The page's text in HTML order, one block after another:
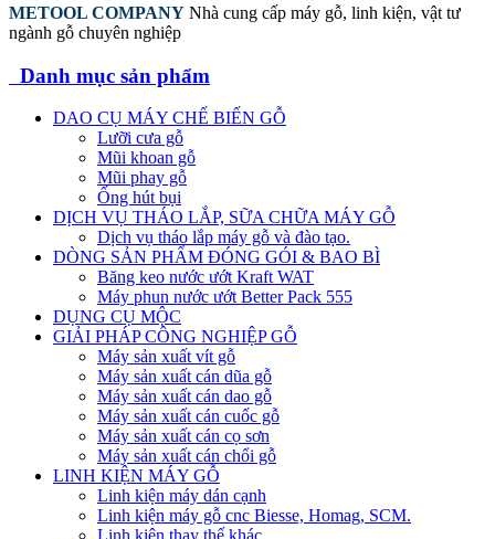
METOOL COMPANY Nhà cung cấp máy gỗ, linh kiện, vật tư
ngành gỗ chuyên nghiệp
Danh mục sản phẩm
DAO CỤ MÁY CHẾ BIẾN GỖ
Lưỡi cưa gỗ
Mũi khoan gỗ
Mũi phay gỗ
Ống hút bụi
DỊCH VỤ THÁO LẮP, SỮA CHỮA MÁY GỖ
Dịch vụ tháo lắp máy gỗ và đào tạo.
DÒNG SẢN PHẨM ĐÓNG GÓI & BAO BÌ
Băng keo nước ướt Kraft WAT
Máy phun nước ướt Better Pack 555
DỤNG CỤ MỘC
GIẢI PHÁP CÔNG NGHIỆP GỖ
Máy sản xuất vít gỗ
Máy sản xuất cán dũa gỗ
Máy sản xuất cán dao gỗ
Máy sản xuất cán cuốc gỗ
Máy sản xuất cán cọ sơn
Máy sản xuất cán chổi gỗ
LINH KIỆN MÁY GỖ
Linh kiện máy dán cạnh
Linh kiện máy gỗ cnc Biesse, Homag, SCM.